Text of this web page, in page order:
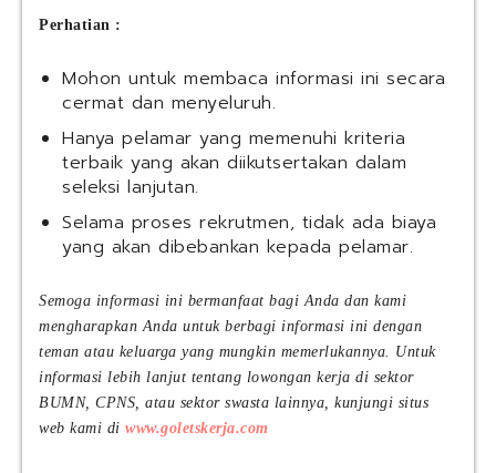
Perhatian :
Mohon untuk membaca informasi ini secara
cermat dan menyeluruh.
Hanya pelamar yang memenuhi kriteria
terbaik yang akan diikutsertakan dalam
seleksi lanjutan.
Selama proses rekrutmen, tidak ada biaya
yang akan dibebankan kepada pelamar.
Semoga informasi ini bermanfaat bagi Anda dan kami
mengharapkan Anda untuk berbagi informasi ini dengan
teman atau keluarga yang mungkin memerlukannya. Untuk
informasi lebih lanjut tentang lowongan kerja di sektor
BUMN, CPNS, atau sektor swasta lainnya, kunjungi situs
web kami di www.goletskerja.com